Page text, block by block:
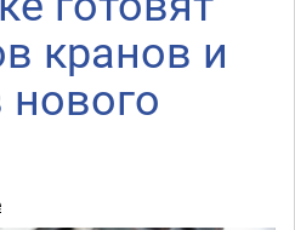
кранов и